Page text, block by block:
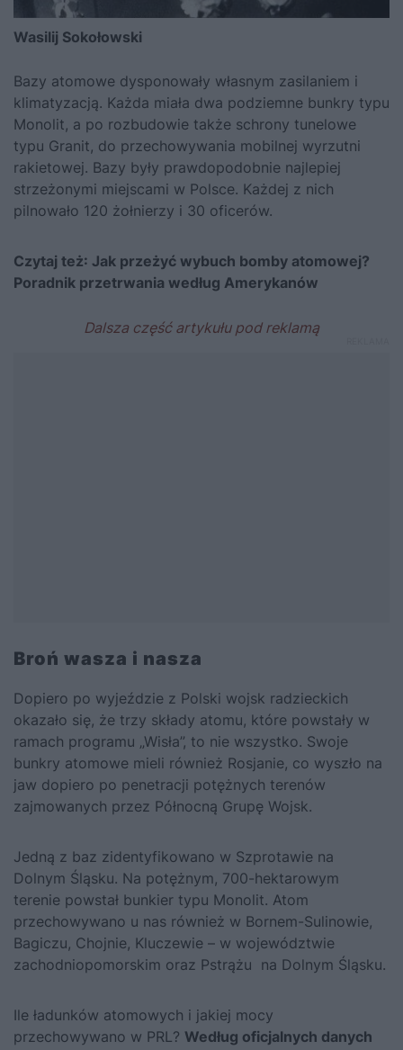
Wasilij Sokołowski
Bazy atomowe dysponowały własnym zasilaniem i
klimatyzacją. Każda miała dwa podziemne bunkry typu
Monolit, a po rozbudowie także schrony tunelowe
typu Granit, do przechowywania mobilnej wyrzutni
rakietowej. Bazy były prawdopodobnie najlepiej
strzeżonymi miejscami w Polsce. Każdej z nich
pilnowało 120 żołnierzy i 30 oficerów.
Czytaj też: Jak przeżyć wybuch bomby atomowej?
Poradnik przetrwania według Amerykanów
Broń wasza i nasza
Dopiero po wyjeździe z Polski wojsk radzieckich
okazało się, że trzy składy atomu, które powstały w
ramach programu „Wisła”, to nie wszystko. Swoje
bunkry atomowe mieli również Rosjanie, co wyszło na
jaw dopiero po penetracji potężnych terenów
zajmowanych przez Północną Grupę Wojsk.
Jedną z baz zidentyfikowano w Szprotawie na
Dolnym Śląsku. Na potężnym, 700-hektarowym
terenie powstał bunkier typu Monolit. Atom
przechowywano u nas również w Bornem-Sulinowie,
Bagiczu, Chojnie, Kluczewie – w województwie
zachodniopomorskim oraz Pstrążu na Dolnym Śląsku.
Ile ładunków atomowych i jakiej mocy
przechowywano w PRL? Według oficjalnych danych